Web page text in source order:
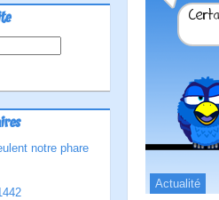
notre phare
Actualité